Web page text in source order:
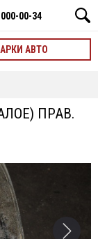
00-34
АВТО
ПРАВ.